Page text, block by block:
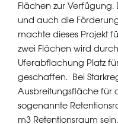
Flächen zur Verfügung.
und auch die
machte dieses Projekt
zwei Flächen wird
Uferabflachung Platz
geschaffen. Bei
Ausbreitungsfläche für
sogenannte
m3 Retentionsraum sein.